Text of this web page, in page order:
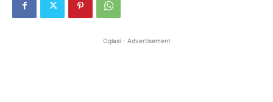
Oglasi - Advertisement